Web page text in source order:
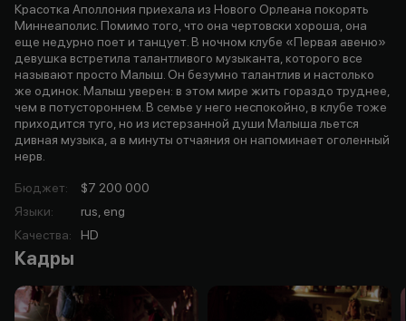
Красотка Аполлония приехала из Нового Орлеана покорять
Миннеаполис. Помимо того, что она чертовски хороша, она
еще недурно поет и танцует. В ночном клубе «Первая авеню»
девушка встретила талантливого музыканта, которого все
называют просто Малыш. Он безумно талантлив и настолько
же одинок. Малыш уверен: в этом мире жить гораздо труднее,
чем в потустороннем. В семье у него неспокойно, в клубе тоже
приходится туго, но из истерзанной души Малыша льется
дивная музыка, а в минуты отчаяния он напоминает оголенный
нерв.
Бюджет:
$7 200 000
Языки:
rus, eng
Качества: HD
Кадры